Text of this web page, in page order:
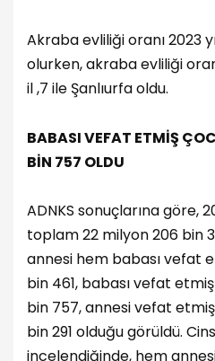
Akraba evliliği oranı 2023
olurken, akraba evliliği
il ,7 ile Şanlıurfa oldu.
BABASI VEFAT ETMİŞ
BİN 757 OLDU
ADNKS sonuçlarına göre,
toplam 22 milyon 206 bin
annesi hem babası vefat
bin 461, babası vefat etmiş
bin 757, annesi vefat etmiş
bin 291 olduğu görüldü.
incelendiğinde, hem